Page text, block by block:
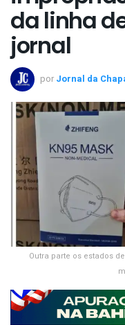
da linha
jornal
por Jornal da
Outra parte os estados